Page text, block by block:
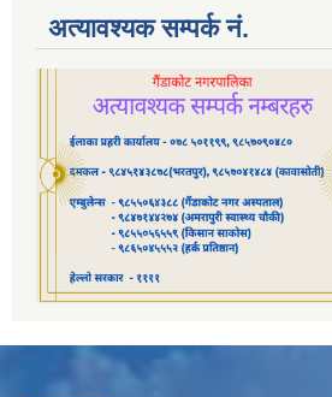
अत्यावश्यक सम्पर्क नं.